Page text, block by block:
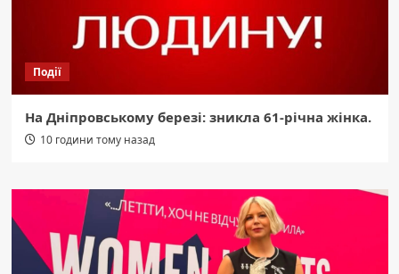
Події
На Дніпровському березі: зникла 61-річна жінка.
10 години тому назад